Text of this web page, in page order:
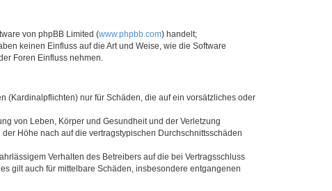
von phpBB Limited (www.phpbb.com) handelt;
keinen Einfluss auf die Art und Weise, wie die Software
Foren Einfluss nehmen.
(Kardinalpflichten) nur für Schäden, die auf ein vorsätzliches oder
von Leben, Körper und Gesundheit und der Verletzung
Höhe nach auf die vertragstypischen Durchschnittsschäden
Verhalten des Betreibers auf die bei Vertragsschluss
gilt auch für mittelbare Schäden, insbesondere entgangenen